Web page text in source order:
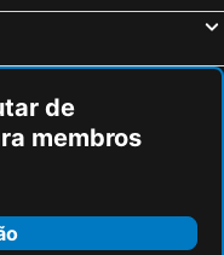
Uyal
de
membros